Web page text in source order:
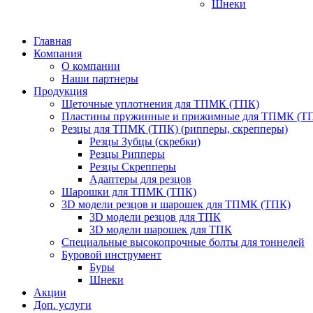
Шнеки
Главная
Компания
О компании
Наши партнеры
Продукция
Щеточные уплотнения для ТПМК (ТПК)
Пластины пружинные и прижимные для ТПМК
Резцы для ТПМК (ТПК) (рипперы, скрепперы)
Резцы Зубцы (скребки)
Резцы Рипперы
Резцы Скрепперы
Адаптеры для резцов
Шарошки для ТПМК (ТПК)
3D модели резцов и шарошек для ТПМК (ТПК)
3D модели резцов для ТПК
3D модели шарошек для ТПК
Специальные высокопрочные болты для тоннелей
Буровой инструмент
Буры
Шнеки
Акции
Доп. услуги